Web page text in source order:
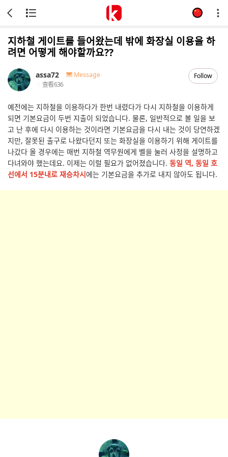
지하철 게이트를 들어왔는데 밖에 화장실 이용을 하
려면 어떻게 해야할까요??
assa72
Message
查看636
Follow
예전에는 지하철을 이용하다가 한번 내렸다가 다시 지하철을 이용하게
되면 기본요금이 두번 지출이 되었습니다. 물론, 일반적으로 볼 일을 보
고 난 후에 다시 이용하는 것이라면 기본요금을 다시 내는 것이 당연하겠
지만, 잘못된 출구로 나왔다던지 또는 화장실을 이용하기 위해 게이트를
나갔다 올 경우에는 매번 지하철 역무원에게 벨을 눌러 사정을 설명하고
다녀와야 했는데요. 이제는 이럴 필요가 없어졌습니다. 동일 역, 동일 호
선에서 15분내로 재승차시에는 기본요금을 추가로 내지 않아도 됩니다.